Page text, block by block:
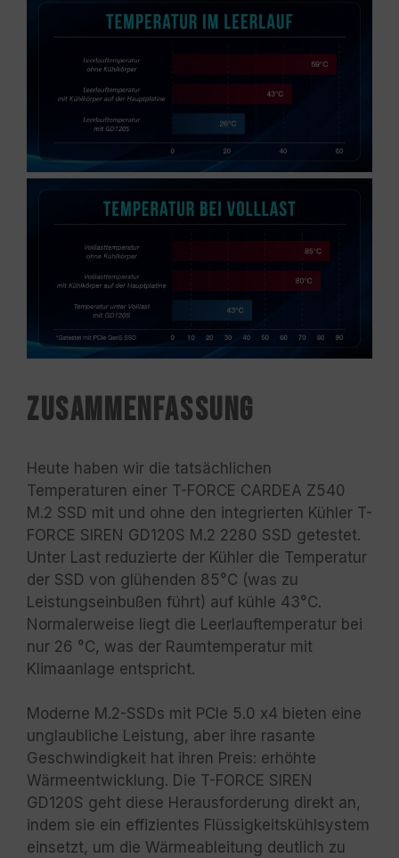
Zusammenfassung
Heute haben wir die tatsächlichen
Temperaturen einer T-FORCE CARDEA Z540
M.2 SSD mit und ohne den integrierten Kühler T-
FORCE SIREN GD120S M.2 2280 SSD getestet.
Unter Last reduzierte der Kühler die Temperatur
der SSD von glühenden 85°C (was zu
Leistungseinbußen führt) auf kühle 43°C.
Normalerweise liegt die Leerlauftemperatur bei
nur 26 °C, was der Raumtemperatur mit
Klimaanlage entspricht.
Moderne M.2-SSDs mit PCIe 5.0 x4 bieten eine
unglaubliche Leistung, aber ihre rasante
Geschwindigkeit hat ihren Preis: erhöhte
Wärmeentwicklung. Die T-FORCE SIREN
GD120S geht diese Herausforderung direkt an,
indem sie ein effizientes Flüssigkeitskühlsystem
einsetzt, um die Wärmeableitung deutlich zu